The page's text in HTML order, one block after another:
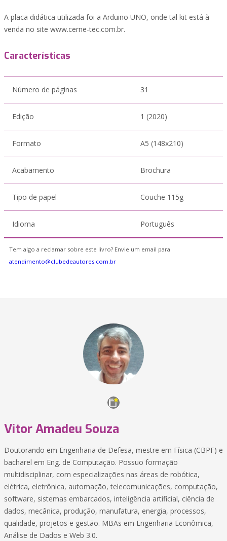
A placa didática utilizada foi a Arduino UNO, onde tal kit está à
venda no site www.cerne-tec.com.br.
Características
Número de páginas 31
Edição 1 (2020)
Formato A5 (148x210)
Acabamento Brochura
Tipo de papel Couche 115g
Idioma Português
Tem algo a reclamar sobre este livro? Envie um email para
atendimento@clubedeautores.com.br
Vitor Amadeu Souza
Doutorando em Engenharia de Defesa, mestre em Física (CBPF) e
bacharel em Eng. de Computação. Possuo formação
multidisciplinar, com especializações nas áreas de robótica,
elétrica, eletrônica, automação, telecomunicações, computação,
software, sistemas embarcados, inteligência artificial, ciência de
dados, mecânica, produção, manufatura, energia, processos,
qualidade, projetos e gestão. MBAs em Engenharia Econômica,
Análise de Dados e Web 3.0.